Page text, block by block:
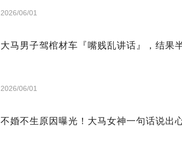
2026/06/01
大马男子驾棺材车『嘴贱乱讲话』，结果
2026/06/01
不婚不生原因曝光！大马女神一句话说出